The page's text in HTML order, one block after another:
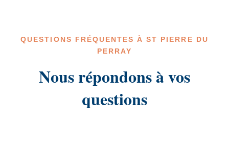
QUESTIONS FRÉQUENTES À ST PIERRE DU
PERRAY
Nous répondons à vos
questions